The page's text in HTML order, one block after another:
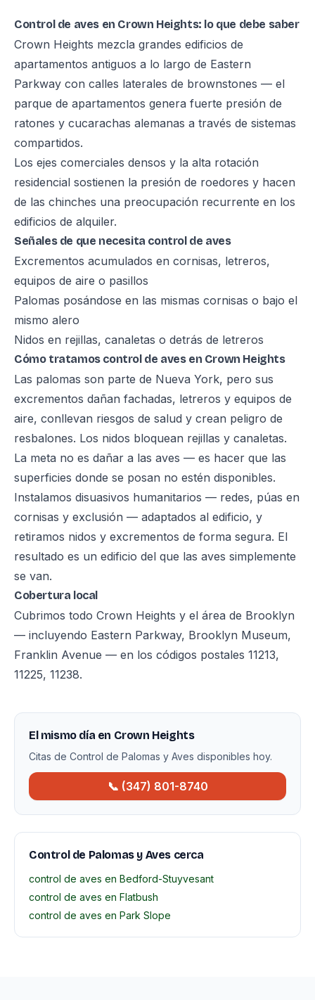
Control de aves en Crown Heights: lo que debe saber
Crown Heights mezcla grandes edificios de
apartamentos antiguos a lo largo de Eastern
Parkway con calles laterales de brownstones — el
parque de apartamentos genera fuerte presión de
ratones y cucarachas alemanas a través de sistemas
compartidos.
Los ejes comerciales densos y la alta rotación
residencial sostienen la presión de roedores y hacen
de las chinches una preocupación recurrente en los
edificios de alquiler.
Señales de que necesita control de aves
Excrementos acumulados en cornisas, letreros,
equipos de aire o pasillos
Palomas posándose en las mismas cornisas o bajo el
mismo alero
Nidos en rejillas, canaletas o detrás de letreros
Cómo tratamos control de aves en Crown Heights
Las palomas son parte de Nueva York, pero sus
excrementos dañan fachadas, letreros y equipos de
aire, conllevan riesgos de salud y crean peligro de
resbalones. Los nidos bloquean rejillas y canaletas.
La meta no es dañar a las aves — es hacer que las
superficies donde se posan no estén disponibles.
Instalamos disuasivos humanitarios — redes, púas en
cornisas y exclusión — adaptados al edificio, y
retiramos nidos y excrementos de forma segura. El
resultado es un edificio del que las aves simplemente
se van.
Cobertura local
Cubrimos todo Crown Heights y el área de Brooklyn
— incluyendo Eastern Parkway, Brooklyn Museum,
Franklin Avenue — en los códigos postales 11213,
11225, 11238.
El mismo día en Crown Heights
Citas de Control de Palomas y Aves disponibles hoy.
📞 (347) 801-8740
Control de Palomas y Aves cerca
control de aves en Bedford-Stuyvesant
control de aves en Flatbush
control de aves en Park Slope